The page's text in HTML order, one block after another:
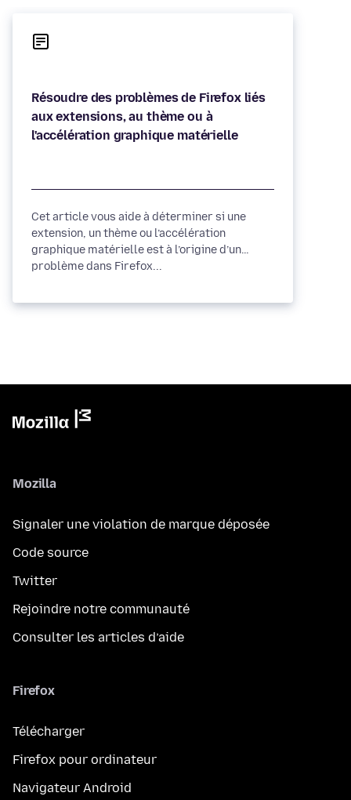
Résoudre des problèmes de Firefox liés
aux extensions, au thème ou à
l'accélération graphique matérielle
Cet article vous aide à déterminer si une
extension, un thème ou l’accélération
graphique matérielle est à l’origine d’un
problème dans Firefox...
Mozilla
Signaler une violation de marque déposée
Code source
Twitter
Rejoindre notre communauté
Consulter les articles d’aide
Firefox
Télécharger
Firefox pour ordinateur
Navigateur Android